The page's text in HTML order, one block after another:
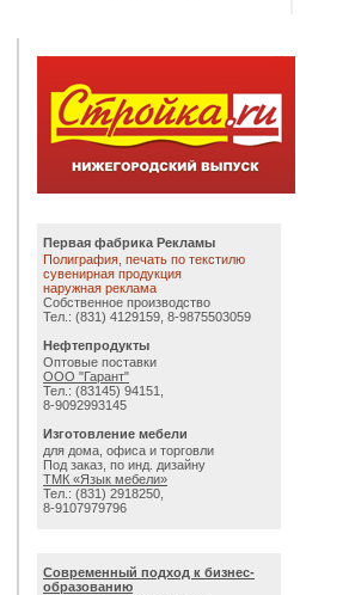
Первая фабрика Рекламы
Полиграфия, печать по текстилю
сувенирная продукция
наружная реклама
Собственное производство
Тел.: (831) 4129159, 8-9875503059
Нефтепродукты
Оптовые поставки
ООО "Гарант"
Тел.: (83145) 94151,
8-9092993145
Изготовление мебели
для дома, офиса и торговли
Под заказ, по инд. дизайну
ТМК «Язык мебели»
Тел.: (831) 2918250,
8-9107979796
Современный подход к бизнес-
образованию